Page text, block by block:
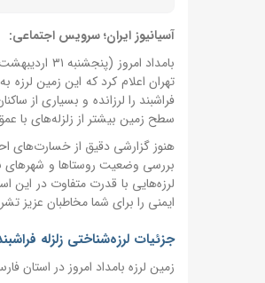
آسیانیوز ایران؛ سرویس اجتماعی:
بامداد امروز (پنجشنبه ۳۱ اردیبهشت ۱۴۰۵)، زمین لرزه‌ای نسبتاً شدید شهرستان فراشبند در استان فارس را لرزاند.
تهران اعلام کرد که این زمین لرزه به قدرت ۴ ریشتر در عمق ۱۰ کیلومتری زمین به
فراشبند را لرزانده و بسیاری از
سطح زمین بیشتر از زلزله‌های با
هنوز گزارشی دقیق از خسارت‌های
بررسی وضعیت روستاها و شهرهای
لرزه‌هایی با قدرت متفاوت در
ایمنی را برای شما مخاطبان عزیز
جزئیات لرزه‌شناختی زلزله
زمین لرزه بامداد امروز در